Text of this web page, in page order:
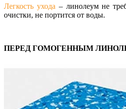
Легкость ухода – линолеум не
очистки, не портится от воды.
ПЕРЕД ГОМОГЕННЫМ